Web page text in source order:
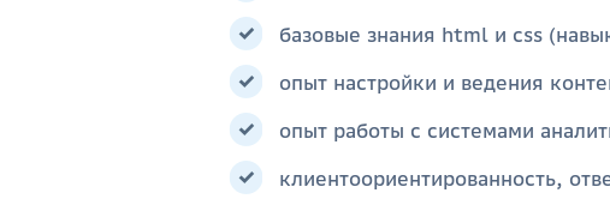
базовые знания html и css
опыт настройки и ведения
опыт работы с системами
клиентоориентированность,